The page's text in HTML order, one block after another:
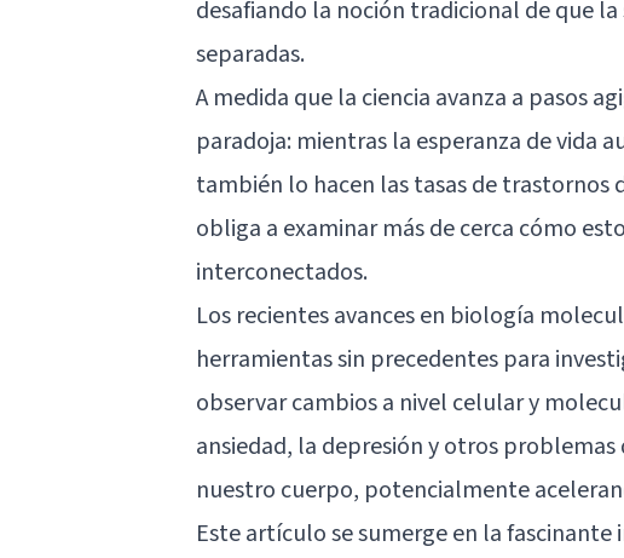
desafiando la noción tradicional de que
separadas.
A medida que la ciencia avanza a pasos
paradoja: mientras la esperanza de vida
también lo hacen las tasas de trastornos
obliga a examinar más de cerca cómo
interconectados.
Los recientes avances en biología
herramientas sin precedentes para
observar cambios a nivel celular y
ansiedad, la depresión y otros
nuestro cuerpo, potencialmente
Este artículo se sumerge en la